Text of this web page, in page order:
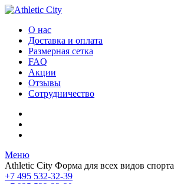
О нас
Доставка и оплата
Размерная сетка
FAQ
Акции
Отзывы
Сотрудничество
Меню
Athletic City Форма для всех видов спорта
+7 495 532-32-39